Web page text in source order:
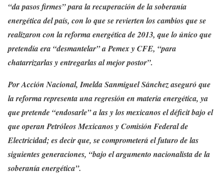
“da pasos firmes” para la recuperación de la soberanía
energética del país, con lo que se revierten los cambios que se
realizaron con la reforma energética de 2013, que lo único que
pretendía era “desmantelar” a Pemex y CFE, “para
chatarrizarlas y entregarlas al mejor postor”.
Por Acción Nacional, Imelda Sanmiguel Sánchez aseguró que
la reforma representa una regresión en materia energética, ya
que pretende “endosarle” a las y los mexicanos el déficit bajo el
que operan Petróleos Mexicanos y Comisión Federal de
Electricidad; es decir que, se comprometerá el futuro de las
siguientes generaciones, “bajo el argumento nacionalista de la
soberanía energética”.